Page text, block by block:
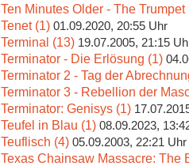
Ten Minutes Older - The Trumpet
Tenet (1) 01.09.2020, 20:55 Uhr
Terminal (13) 19.07.2005, 21:15
Terminator - Die Erlösung (1)
Terminator 2 - Tag der
Terminator 3 - Rebellion der
Terminator: Genisys (1)
Teufel in Blau (1) 08.09.2023,
Teuflisch (4) 05.09.2003, 22:21 Uhr
Texas Chainsaw Massacre: The